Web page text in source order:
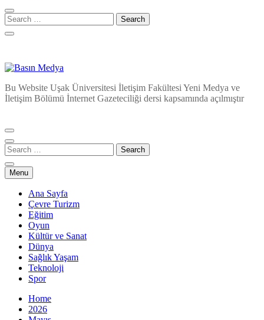
Basın Medya
Bu Website Uşak Üniversitesi İletişim Fakültesi Yeni Medya ve
İletişim Bölümü İnternet Gazeteciliği dersi kapsamında açılmıştır
Menu
Ana Sayfa
Çevre Turizm
Eğitim
Oyun
Kültür ve Sanat
Dünya
Sağlık Yaşam
Teknoloji
Spor
Home
2026